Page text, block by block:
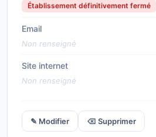
Établissement définitivement fermé
Email
Non renseigné
Site internet
Non renseigné
✎ Modifier ⌫ Supprimer